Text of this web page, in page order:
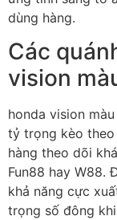
dùng hàng.
Các
vision
honda vision
tỷ trọng kèo
hàng theo dõi
Fun88 hay W88.
khả năng cực
trọng số đông